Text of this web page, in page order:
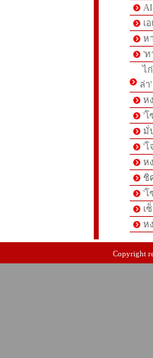
เ
ห
'ท
ไ
ล่า'
ห
'โ
มั่
'โ
ห
ชิ
'โ
เ
ห
Copyright